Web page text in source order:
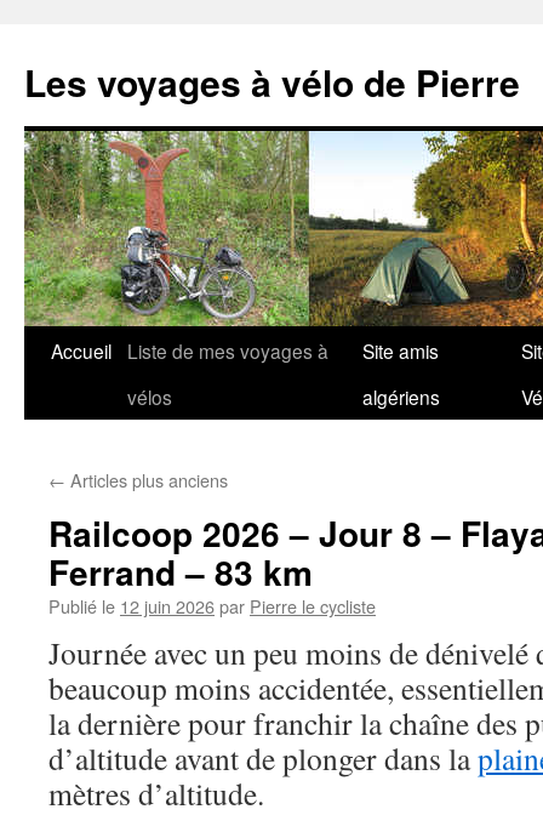
contenu
Les voyages à vélo de Pierre
Accueil
Liste de mes voyages à
vélos
Site amis
algériens
← Articles plus anciens
Railcoop 2026 – Jour 8 –
Ferrand – 83 km
Publié le 12 juin 2026par Pierre le cycliste
Journée avec un peu moins de
beaucoup moins accidentée,
la dernière pour franchir la chaîne des
d’altitude avant de plonger dans la
mètres d’altitude.